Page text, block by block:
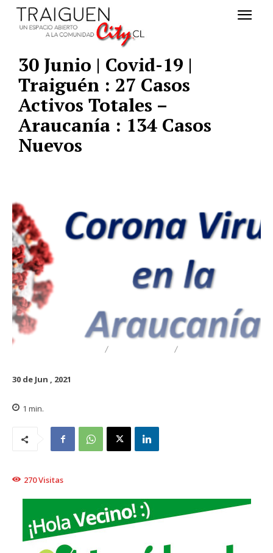
30 Junio | Covid-19 |
Traiguén : 27 Casos
Activos Totales –
Araucanía : 134 Casos
Nuevos
30 de Jun , 2021
1 min.
270Visitas